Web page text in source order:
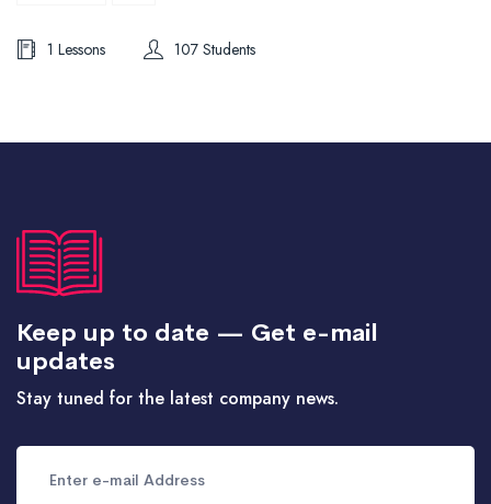
1 Lessons 107 Students
Keep up to date — Get e-mail
updates
Stay tuned for the latest company news.